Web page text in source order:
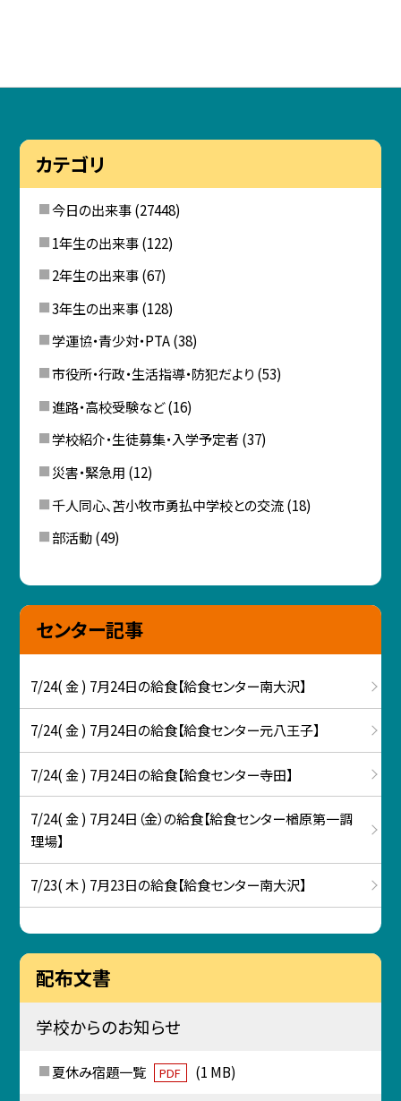
カテゴリ
今日の出来事(27448)
1年生の出来事(122)
2年生の出来事(67)
3年生の出来事(128)
学運協・青少対・PTA(38)
市役所・行政・生活指導・防犯だより (53)
進路・高校受験など(16)
学校紹介・生徒募集・入学予定者(37)
災害・緊急用 (12)
千人同心、苫小牧市勇払中学校との交流(18)
部活動(49)
センター記事
7/24( 金 ) 7月24日の給食【給食センター南大沢】
7/24( 金 ) 7月24日の給食【給食センター元八王子】
7/24( 金 ) 7月24日の給食【給食センター寺田】
7/24( 金 ) 7月24日（金）の給食【給食センター楢原第一調
理場】
7/23( 木 ) 7月23日の給食【給食センター南大沢】
配布文書
学校からのお知らせ
夏休み宿題一覧 PDF (1 MB)